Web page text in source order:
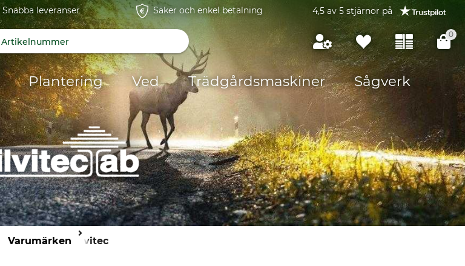
Snabba leveranser Säker och enkel betalning 4,5 av 5 stjärnor på
0
Plantering Ved Trädgårdsmaskiner Sågverk
Varumärken Silvitec